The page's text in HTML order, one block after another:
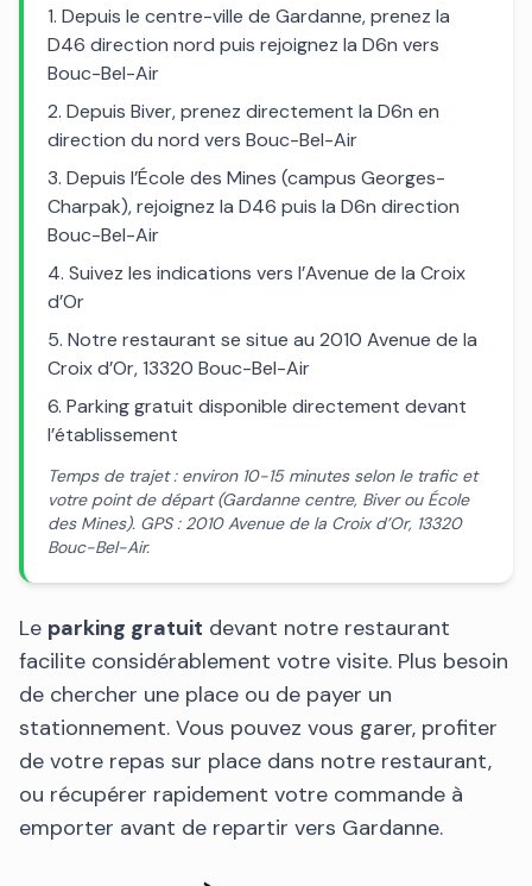
Depuis le centre-ville de Gardanne, prenez la
D46 direction nord puis rejoignez la D6n vers
Bouc-Bel-Air
Depuis Biver, prenez directement la D6n en
direction du nord vers Bouc-Bel-Air
Depuis l’École des Mines (campus Georges-
Charpak), rejoignez la D46 puis la D6n direction
Bouc-Bel-Air
Suivez les indications vers l’Avenue de la Croix
d’Or
Notre restaurant se situe au 2010 Avenue de la
Croix d’Or, 13320 Bouc-Bel-Air
Parking gratuit disponible directement devant
l’établissement
Temps de trajet : environ 10-15 minutes selon le trafic et
votre point de départ (Gardanne centre, Biver ou École
des Mines). GPS : 2010 Avenue de la Croix d’Or, 13320
Bouc-Bel-Air.
Le parking gratuit devant notre restaurant
facilite considérablement votre visite. Plus besoin
de chercher une place ou de payer un
stationnement. Vous pouvez vous garer, profiter
de votre repas sur place dans notre restaurant,
ou récupérer rapidement votre commande à
emporter avant de repartir vers Gardanne.